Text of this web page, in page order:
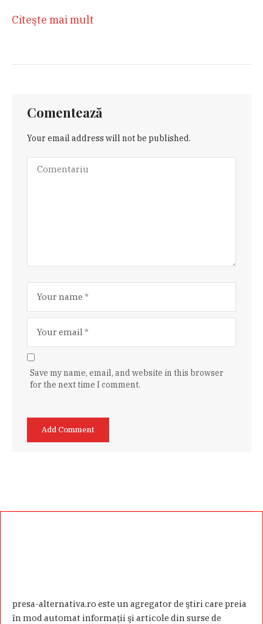
Citeşte mai mult
Comentează
Your email address will not be published.
Save my name, email, and website in this browser
for the next time I comment.
presa-alternativa.ro este un agregator de ştiri care preia
în mod automat informaţii şi articole din surse de